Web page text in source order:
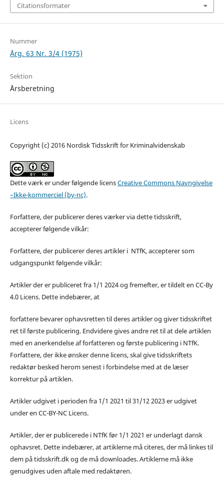
Citationsformater
Nummer
Årg. 63 Nr. 3/4 (1975)
Sektion
Årsberetning
Licens
Copyright (c) 2016 Nordisk Tidsskrift for Kriminalvidenskab
Dette værk er under følgende licensCreative Commons Navngivelse
–Ikke-kommerciel (by-nc).
Forfattere, der publicerer deres værker via dette tidsskrift,
accepterer følgende vilkår:
Forfattere, der publicerer deres artikler i NTfK, accepterer som
udgangspunkt følgende vilkår:
Artikler der er publiceret fra 1/1 2024 og fremefter, er tildelt en CC-By
4.0 Licens. Dette indebærer, at
forfattere bevarer ophavsretten til deres artikler og giver tidsskriftet
ret til første publicering. Endvidere gives andre ret til at dele artiklen
med en anerkendelse af forfatteren og første publicering i NTfK.
Forfattere, der ikke ønsker denne licens, skal give tidsskriftets
redaktør besked herom senest i forbindelse med at de læser
korrektur på artiklen.
Artikler udgivet i perioden fra 1/1 2021 til 31/12 2023 er udgivet
under en CC-BY-NC Licens.
Artikler, der er publicerede i NTfK før 1/1 2021 er underlagt dansk
ophavsret. Dette indebærer, at artiklerne må citeres, der må linkes til
dem på tidsskrift.dk og de må downloades. Artiklerne må ikke
genudgives uden aftale med redaktøren.